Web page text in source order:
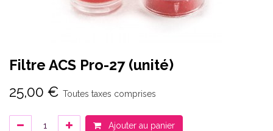
Filtre ACS Pro-27 (unité)
25,00 € Toutes taxes comprises
Ajouter au panier